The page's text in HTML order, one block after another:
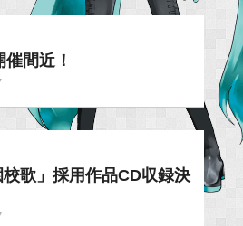
間近！
歌」採用作品CD収録決